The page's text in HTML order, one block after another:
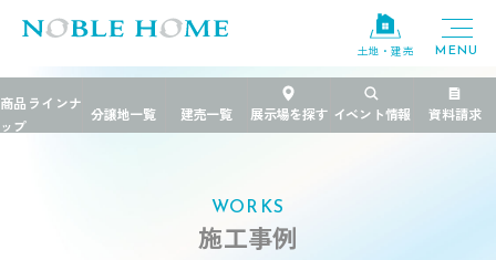
土地・建売
TOP>施工事例 「変えられる」間取りで子どもの成長に合わせ
WORKS
施工事例